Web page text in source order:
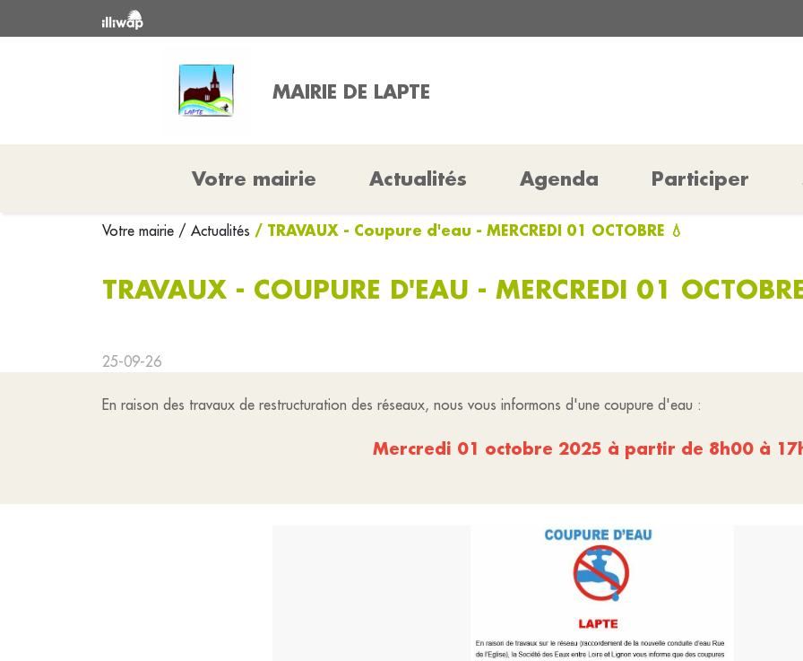
MAIRIE DE LAPTE
Votre mairie Actualités Agenda Participer
Votre mairie / Actualités / TRAVAUX - Coupure d'eau - MERCREDI 01 OCTOBRE 💧
TRAVAUX - COUPURE D'EAU - MERCREDI 01
25-09-26
En raison des travaux de restructuration des réseaux, nous vous informons d'une coupure d'eau :
Mercredi 01 octobre 2025 à partir de 8h00 à